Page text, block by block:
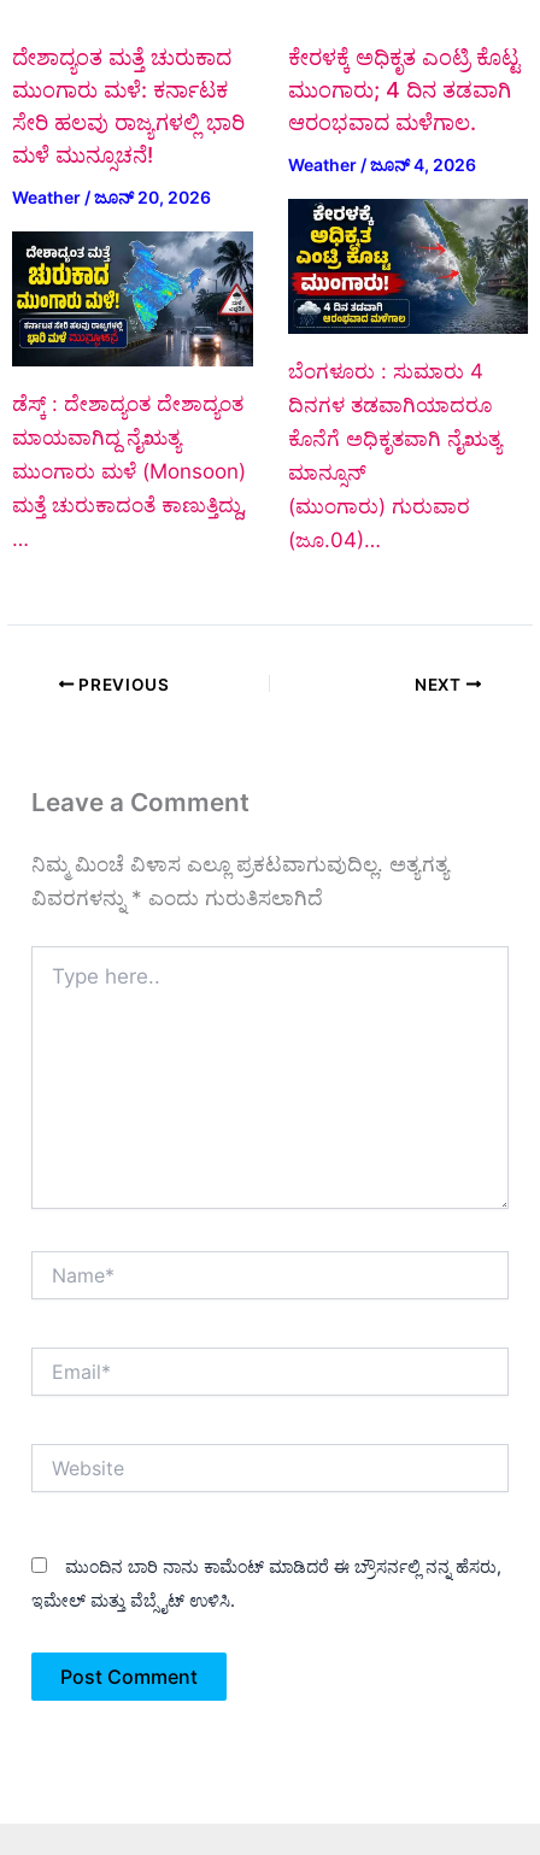
ದೇಶಾದ್ಯಂತ ಮತ್ತೆ ಚುರುಕಾದ
ಮುಂಗಾರು ಮಳೆ: ಕರ್ನಾಟಕ
ಸೇರಿ ಹಲವು ರಾಜ್ಯಗಳಲ್ಲಿ ಭಾರಿ
ಮಳೆ ಮುನ್ಸೂಚನೆ!
Weather /ಜೂನ್ 20, 2026
ಡೆಸ್ಕ್‌ : ದೇಶಾದ್ಯಂತ ದೇಶಾದ್ಯಂತ
ಮಾಯವಾಗಿದ್ದ ನೈಋತ್ಯ
ಮುಂಗಾರು ಮಳೆ (Monsoon)
ಮತ್ತೆ ಚುರುಕಾದಂತೆ ಕಾಣುತ್ತಿದ್ದು,
…
ಕೇರಳಕ್ಕೆ ಅಧಿಕೃತ ಎಂಟ್ರಿ ಕೊಟ್ಟ
ಮುಂಗಾರು; 4 ದಿನ ತಡವಾಗಿ
ಆರಂಭವಾದ ಮಳೆಗಾಲ.
Weather/ಜೂನ್ 4, 2026
ಬೆಂಗಳೂರು : ಸುಮಾರು 4
ದಿನಗಳ ತಡವಾಗಿಯಾದರೂ
ಕೊನೆಗೆ ಅಧಿಕೃತವಾಗಿ ನೈಋತ್ಯ
ಮಾನ್ಸೂನ್
(ಮುಂಗಾರು) ಗುರುವಾರ
(ಜೂ.04)…
PREVIOUS NEXT
Leave a Comment
ನಿಮ್ಮ ಮಿಂಚೆ ವಿಳಾಸ ಎಲ್ಲೂ ಪ್ರಕಟವಾಗುವುದಿಲ್ಲ. ಅತ್ಯಗತ್ಯ
ವಿವರಗಳನ್ನು * ಎಂದು ಗುರುತಿಸಲಾಗಿದೆ
here..
ಮುಂದಿನ ಬಾರಿ ನಾನು ಕಾಮೆಂಟ್ ಮಾಡಿದರೆ ಈ ಬ್ರೌಸರ್ನಲ್ಲಿ ನನ್ನ ಹೆಸರು,
ಇಮೇಲ್ ಮತ್ತು ವೆಬ್ಸೈಟ್ ಉಳಿಸಿ.